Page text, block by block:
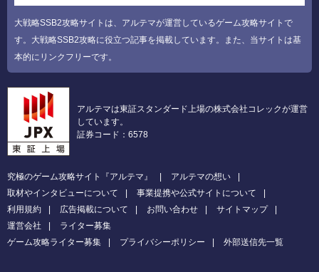
大戦略SSB2攻略サイトは、アルテマが運営しているゲーム攻略サイトで
す。大戦略SSB2攻略に役立つ記事を掲載しています。また、当サイトは基
本的にリンクフリーです。
アルテマは東証スタンダード上場の株式会社コレックが運営
しています。
証券コード：6578
究極のゲーム攻略サイト『アルテマ』
アルテマの想い
取材やインタビューについて
事業提携や公式サイトについて
利用規約
広告掲載について お問い合わせ
サイトマップ
運営会社
ライター募集
ゲーム攻略ライター募集
プライバシーポリシー 外部送信先一覧